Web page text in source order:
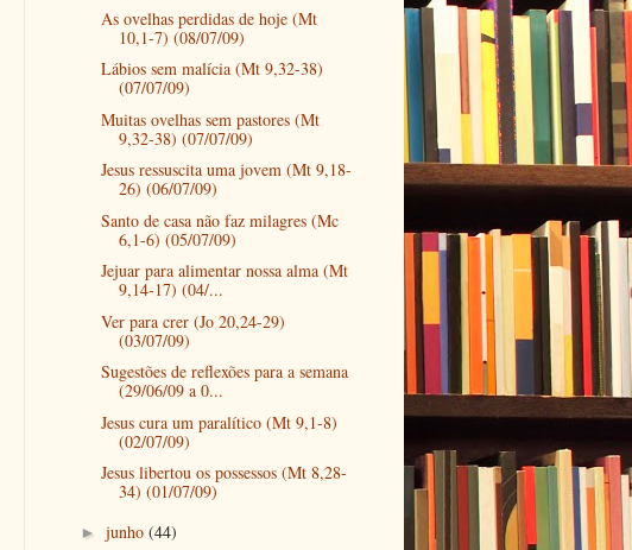
As ovelhas perdidas de hoje (Mt
10,1-7) (08/07/09)
Lábios sem malícia (Mt 9,32-38)
(07/07/09)
Muitas ovelhas sem pastores (Mt
9,32-38) (07/07/09)
Jesus ressuscita uma jovem (Mt 9,18-
26) (06/07/09)
Santo de casa não faz milagres (Mc
6,1-6) (05/07/09)
Jejuar para alimentar nossa alma (Mt
9,14-17) (04/...
Ver para crer (Jo 20,24-29)
(03/07/09)
Sugestões de reflexões para a semana
(29/06/09 a 0...
Jesus cura um paralítico (Mt 9,1-8)
(02/07/09)
Jesus libertou os possessos (Mt 8,28-
34) (01/07/09)
► junho (44)